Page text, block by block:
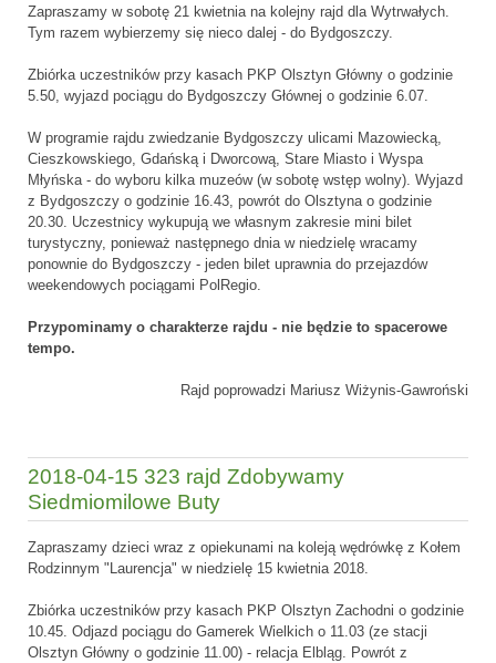
Zapraszamy w sobotę 21 kwietnia na kolejny rajd dla Wytrwałych.
Tym razem wybierzemy się nieco dalej - do Bydgoszczy.
Zbiórka uczestników przy kasach PKP Olsztyn Główny o godzinie
5.50, wyjazd pociągu do Bydgoszczy Głównej o godzinie 6.07.
W programie rajdu zwiedzanie Bydgoszczy ulicami Mazowiecką,
Cieszkowskiego, Gdańską i Dworcową, Stare Miasto i Wyspa
Młyńska - do wyboru kilka muzeów (w sobotę wstęp wolny). Wyjazd
z Bydgoszczy o godzinie 16.43, powrót do Olsztyna o godzinie
20.30. Uczestnicy wykupują we własnym zakresie mini bilet
turystyczny, ponieważ następnego dnia w niedzielę wracamy
ponownie do Bydgoszczy - jeden bilet uprawnia do przejazdów
weekendowych pociągami PolRegio.
Przypominamy o charakterze rajdu - nie będzie to spacerowe
tempo.
Rajd poprowadzi Mariusz Wiżynis-Gawroński
2018-04-15 323 rajd Zdobywamy
Siedmiomilowe Buty
Zapraszamy dzieci wraz z opiekunami na koleją wędrówkę z Kołem
Rodzinnym "Laurencja" w niedzielę 15 kwietnia 2018.
Zbiórka uczestników przy kasach PKP Olsztyn Zachodni o godzinie
10.45. Odjazd pociągu do Gamerek Wielkich o 11.03 (ze stacji
Olsztyn Główny o godzinie 11.00) - relacja Elbląg. Powrót z